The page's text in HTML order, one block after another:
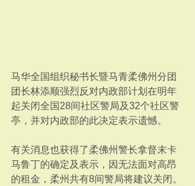
马华全国组织秘书长暨马青柔佛州分团
团长林添顺强烈反对内政部计划在明年
起关闭全国28间社区警局及32个社区警
亭，并对内政部的此决定表示遗憾。
有关消息也获得了柔佛州警长拿督末卡
马鲁丁的确定及表示，因无法面对高昂
的租金，柔州共有8间警局将建议关闭。